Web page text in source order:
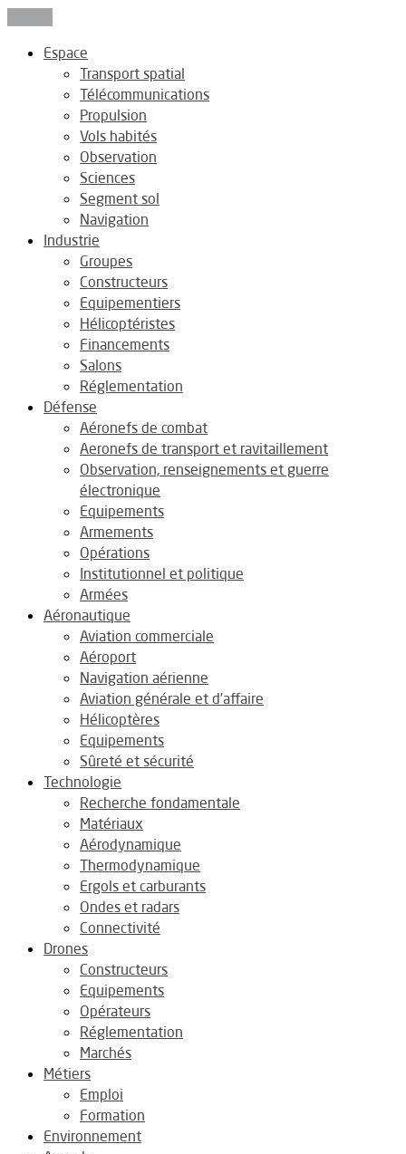
Espace
Transport spatial
Télécommunications
Propulsion
Vols habités
Observation
Sciences
Segment sol
Navigation
Industrie
Groupes
Constructeurs
Equipementiers
Hélicoptéristes
Financements
Salons
Réglementation
Défense
Aéronefs de combat
Aeronefs de transport et ravitaillement
Observation, renseignements et guerre
électronique
Equipements
Armements
Opérations
Institutionnel et politique
Armées
Aéronautique
Aviation commerciale
Aéroport
Navigation aérienne
Aviation générale et d’affaire
Hélicoptères
Equipements
Sûreté et sécurité
Technologie
Recherche fondamentale
Matériaux
Aérodynamique
Thermodynamique
Ergols et carburants
Ondes et radars
Connectivité
Drones
Constructeurs
Equipements
Opérateurs
Réglementation
Marchés
Métiers
Emploi
Formation
Environnement